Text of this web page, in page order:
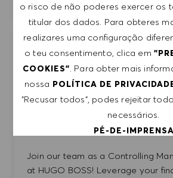
o risco de não poderes exercer os
titular dos dados. Para obteres
realizares uma configuração
o teu consentimento, clica em
COOKIES". Para obter mais
nossa POLÍTICA DE
"Recusar todos", podes rejeitar
necessários.
PÉ-DE-IMPRENSA
ACEITAR
Controlling Manager SEAPAC
HUGO BOSS AUSTRALIA PTY
Australia
Melbourne
Management
Join our team as a Controlling
at HUGO BOSS! Leverage your